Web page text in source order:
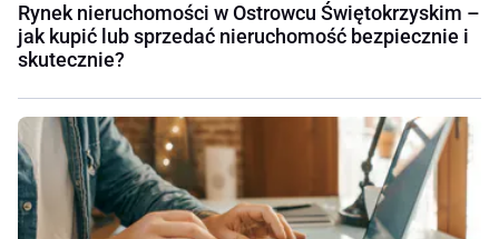
Rynek nieruchomości w Ostrowcu Świętokrzyskim –
jak kupić lub sprzedać nieruchomość bezpiecznie i
skutecznie?